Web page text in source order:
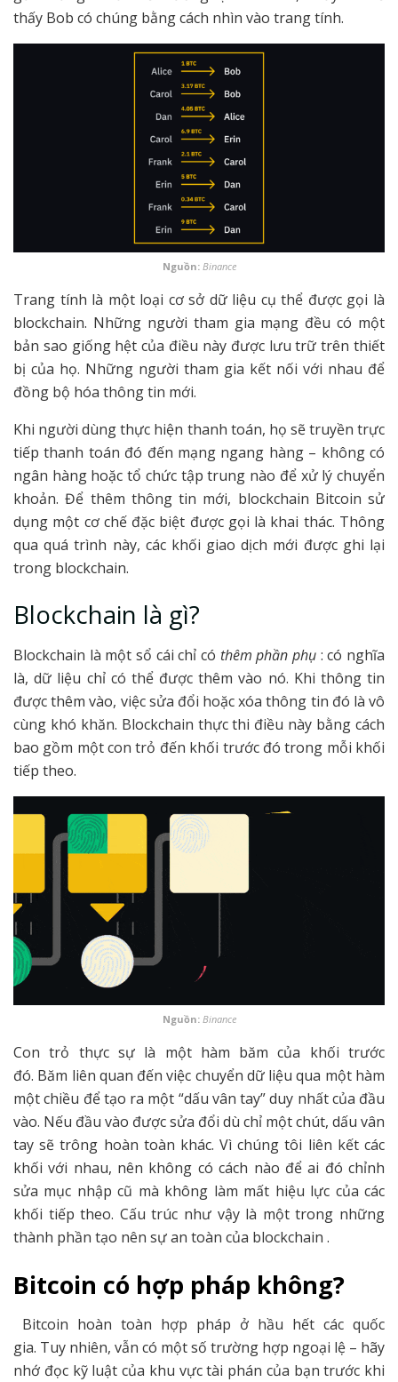
thấy Bob có chúng bằng cách nhìn vào trang tính.
Nguồn: Binance
Trang tính là một loại cơ sở dữ liệu cụ thể được gọi là
blockchain. Những người tham gia mạng đều có một
bản sao giống hệt của điều này được lưu trữ trên thiết
bị của họ. Những người tham gia kết nối với nhau để
đồng bộ hóa thông tin mới.
Khi người dùng thực hiện thanh toán, họ sẽ truyền trực
tiếp thanh toán đó đến mạng ngang hàng – không có
ngân hàng hoặc tổ chức tập trung nào để xử lý chuyển
khoản. Để thêm thông tin mới, blockchain Bitcoin sử
dụng một cơ chế đặc biệt được gọi là khai thác. Thông
qua quá trình này, các khối giao dịch mới được ghi lại
trong blockchain.
Blockchain là gì?
Blockchain là một sổ cái chỉ có thêm phần phụ : có nghĩa
là, dữ liệu chỉ có thể được thêm vào nó. Khi thông tin
được thêm vào, việc sửa đổi hoặc xóa thông tin đó là vô
cùng khó khăn. Blockchain thực thi điều này bằng cách
bao gồm một con trỏ đến khối trước đó trong mỗi khối
tiếp theo.
Nguồn: Binance
Con trỏ thực sự là một hàm băm của khối trước
đó. Băm liên quan đến việc chuyển dữ liệu qua một hàm
một chiều để tạo ra một “dấu vân tay” duy nhất của đầu
vào. Nếu đầu vào được sửa đổi dù chỉ một chút, dấu vân
tay sẽ trông hoàn toàn khác. Vì chúng tôi liên kết các
khối với nhau, nên không có cách nào để ai đó chỉnh
sửa mục nhập cũ mà không làm mất hiệu lực của các
khối tiếp theo. Cấu trúc như vậy là một trong những
thành phần tạo nên sự an toàn của blockchain .
Bitcoin có hợp pháp không?
Bitcoin hoàn toàn hợp pháp ở hầu hết các quốc
gia. Tuy nhiên, vẫn có một số trường hợp ngoại lệ – hãy
nhớ đọc kỹ luật của khu vực tài phán của bạn trước khi